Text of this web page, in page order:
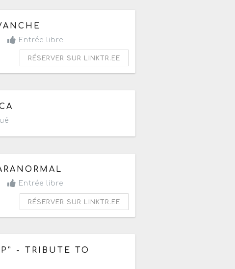
20h
Entrée libre
RÉSERVER SUR LINKTR.EE
Entrée libre
RÉSERVER SUR LINKTR.EE
- TRIBUTE TO